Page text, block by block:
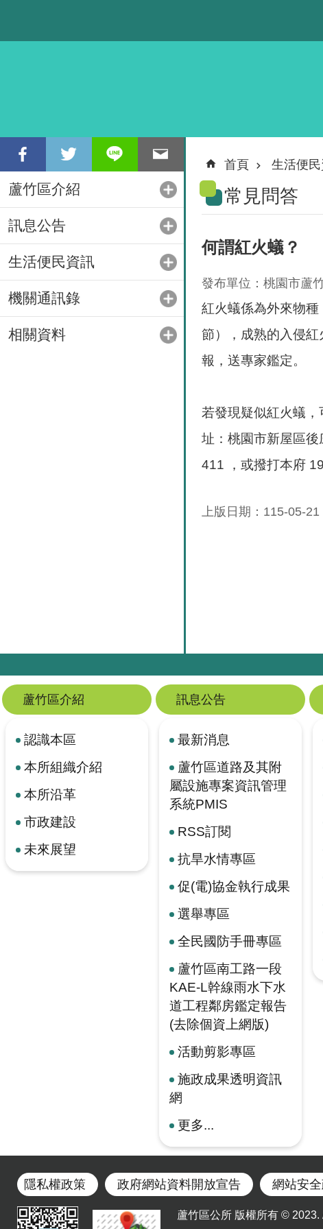
蘆竹區介紹
訊息公告
生活便民資訊
機關通訊錄
相關資料
首頁 生活便
常見問答
何謂紅火蟻？
發布單位：桃園市蘆
紅火蟻係為外來物
節），成熟的入侵
報，送專家鑑定。
若發現疑似紅火蟻
址：桃園市新屋區
411 ，或撥打本府
上版日期：115-05-21
蘆竹區介紹
認識本區
本所組織介紹
本所沿革
市政建設
未來展望
訊息公告
最新消息
蘆竹區道路及其附
屬設施專案資訊管理
系統PMIS
RSS訂閱
抗旱水情專區
促(電)協金執行成果
選舉專區
全民國防手冊專區
蘆竹區南工路一段
KAE-L幹線雨水下水
道工程鄰房鑑定報告
(去除個資上網版)
活動剪影專區
施政成果透明資訊
網
更多...
隱私權政策 政府網站資料開放宣告 網站安
蘆竹區公所 版權所有 © 2023.